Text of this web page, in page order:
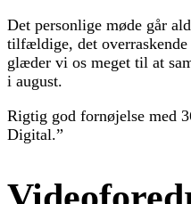
Det personlige møde går
tilfældige, det
glæder vi os meget til at
i august.
Rigtig god fornøjelse med
Digital.”